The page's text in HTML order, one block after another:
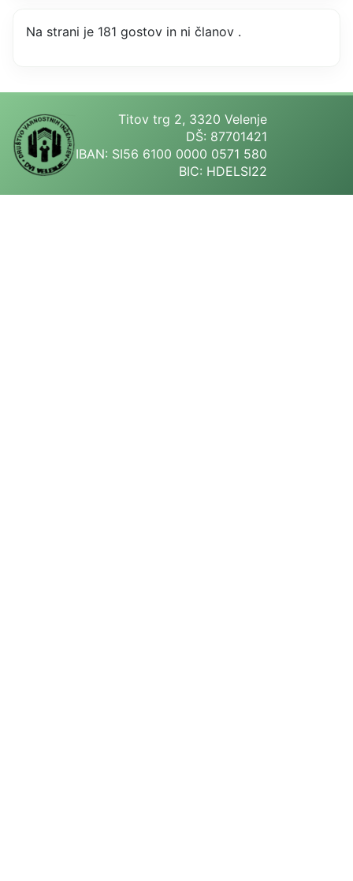
Na strani je 181 gostov in ni članov .
Titov trg 2, 3320 Velenje
DŠ: 87701421
IBAN: SI56 6100 0000 0571 580
BIC: HDELSI22